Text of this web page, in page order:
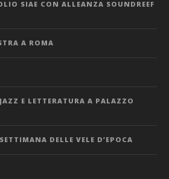
SIAE CON ALLEANZA SOUNDREEF
A ROMA
E LETTERATURA A PALAZZO
DELLE VELE D’EPOCA